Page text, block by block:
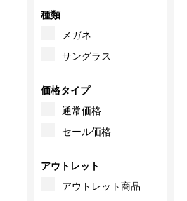
種類
メガネ
サングラス
価格タイプ
通常価格
セール価格
アウトレット
アウトレット商品